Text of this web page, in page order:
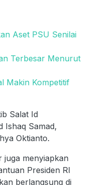
Aset PSU Senilai
Terbesar Menurut
Makin Kompetitif
Salat Id
Ishaq Samad,
Oktianto.
juga menyiapkan
Presiden RI
berlangsung di